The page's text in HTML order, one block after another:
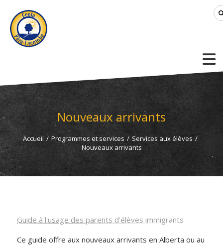
Nouveaux arrivants
Accueil / Programmes et services / Services aux élèves /
Nouveaux arrivants
Guide à l'usage des parents d'élèves immigrants
Ce guide offre aux nouveaux arrivants en Alberta ou au